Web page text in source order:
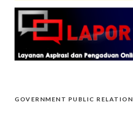
GOVERNMENT PUBLIC RELATION